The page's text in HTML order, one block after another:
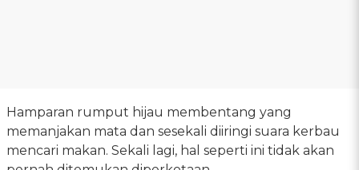
Hamparan rumput hijau membentang yang
memanjakan mata dan sesekali diiringi suara kerbau
mencari makan. Sekali lagi, hal seperti ini tidak akan